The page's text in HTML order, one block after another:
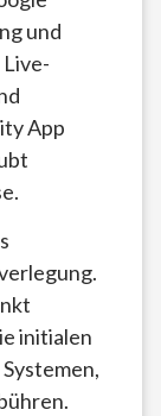
und
App
initialen